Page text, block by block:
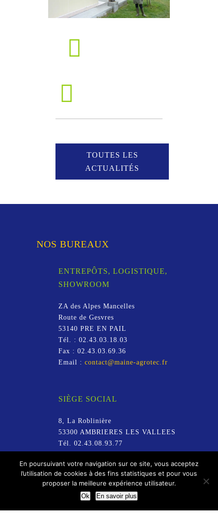
TOUTES LES
ACTUALITÉS
NOS BUREAUX
ENTREPÔTS, LOGISTIQUE,
SHOWROOM
ZA des Alpes Mancelles
Route de Gesvres
53140 PRE EN PAIL
Tél. : 02.43.03.18.03
Fax : 02.43.03.69.36
Email : contact@maine-agrotec.fr
SIÈGE SOCIAL
8, La Roblinière
53300 AMBRIERES LES VALLEES
Tél. 02.43.08.93.77
En poursuivant votre navigation sur ce site, vous acceptez
l’utilisation de cookies à des fins statistiques et pour vous
proposer la meilleure expérience utilisateur.
Ok En savoir plus